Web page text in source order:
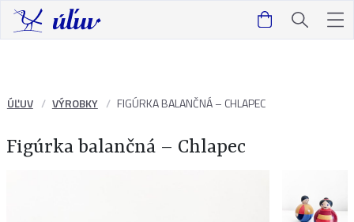
ÚĽUV VÝROBKY FIGÚRKA BALANČNÁ – CHLAPEC
Figúrka balančná – Chlapec